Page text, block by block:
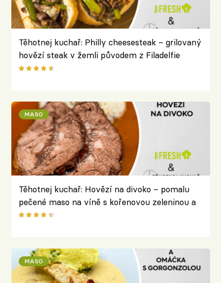
Těhotnej kuchař: Philly cheesesteak – grilovaný
hovězí steak v žemli původem z Filadelfie
MASO
Těhotnej kuchař: Hovězí na divoko – pomalu
pečené maso na víně s kořenovou zeleninou a
divokým kořením
MASO